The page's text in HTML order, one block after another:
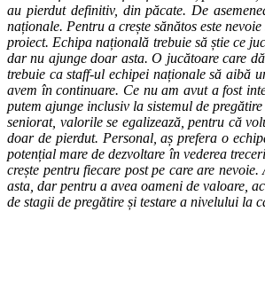
au pierdut definitiv, din păcate. De
naționale. Pentru a crește sănătos este
proiect. Echipa națională trebuie să știe ce
dar nu ajunge doar asta. O jucătoare care
trebuie ca staff-ul echipei naționale să aibă
avem în continuare. Ce nu am avut a fost
putem ajunge inclusiv la sistemul de
seniorat, valorile se egalizează, pentru că
doar de pierdut. Personal, aș prefera o
potențial mare de dezvoltare în vederea
crește pentru fiecare post pe care are
asta, dar pentru a avea oameni de valoare,
de stagii de pregătire și testare a nivelului la